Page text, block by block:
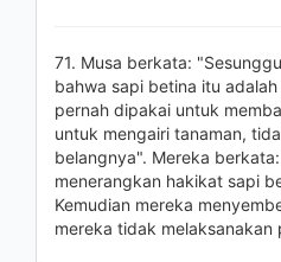
71. Musa berkata:
bahwa sapi betina itu
pernah dipakai untuk
untuk mengairi tanaman,
belangnya". Mereka
menerangkan hakikat sapi
Kemudian mereka
mereka tidak melaksanakan